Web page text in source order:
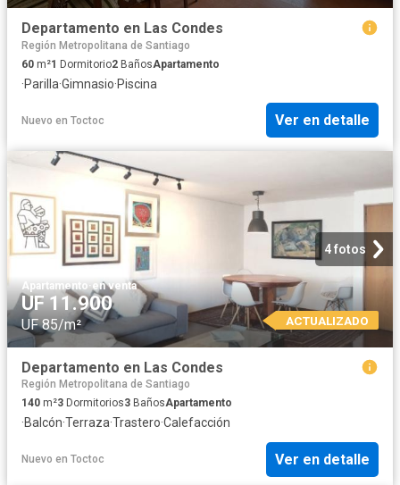
Departamento en Las Condes
Región Metropolitana de Santiago
60 m²1 Dormitorio2 BañosApartamento
·Parilla·Gimnasio·Piscina
Nuevo en Toctoc Ver en detalle
4 fotos
Apartamento·en venta
UF 11.900
UF 85/m² ACTUALIZADO
Departamento en Las Condes
Región Metropolitana de Santiago
140 m²3 Dormitorios3 BañosApartamento
·Balcón·Terraza·Trastero·Calefacción
Nuevo en Toctoc Ver en detalle